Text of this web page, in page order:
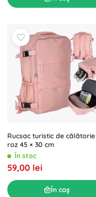
Rucsac turistic de călătorie
roz 45 × 30 cm
În stoc
59,00 lei
În coș